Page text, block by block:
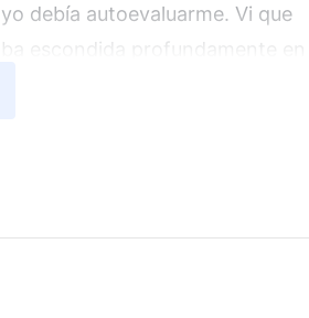
debía autoevaluarme. Vi que
escondida profundamente en
de seguro bendeciría a
No tenía ingresos, no
Había buscado empleo por